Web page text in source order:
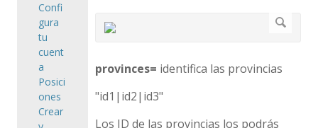
provinces= identifica las provincias
"id1|id2|id3"
Los ID de las provincias los podrás
Confi
gura
tu
cuent
a
Posici
ones
Crear